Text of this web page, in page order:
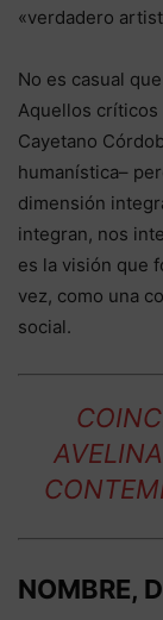
«verdadero
No es casual
Aquellos críticos
Cayetano
humanística–
dimensión
integran, nos
es la visión que
vez, como una
social.
NOMBRE,